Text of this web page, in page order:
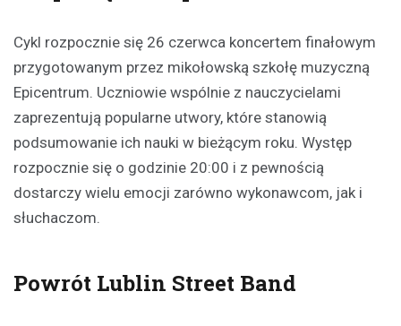
Cykl rozpocznie się 26 czerwca koncertem finałowym
przygotowanym przez mikołowską szkołę muzyczną
Epicentrum. Uczniowie wspólnie z nauczycielami
zaprezentują popularne utwory, które stanowią
podsumowanie ich nauki w bieżącym roku. Występ
rozpocznie się o godzinie 20:00 i z pewnością
dostarczy wielu emocji zarówno wykonawcom, jak i
słuchaczom.
Powrót Lublin Street Band